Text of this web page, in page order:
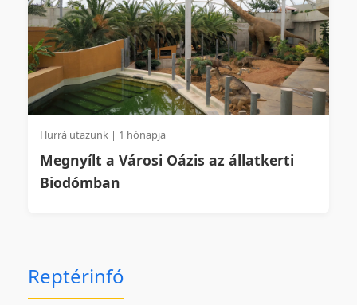
Hurrá utazunk | 1 hónapja
Megnyílt a Városi Oázis az állatkerti
Biodómban
Reptérinfó